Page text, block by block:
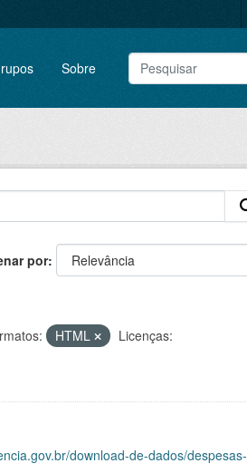
Sobre
por
HTML
Licenças:
download-de-dados/despesas-